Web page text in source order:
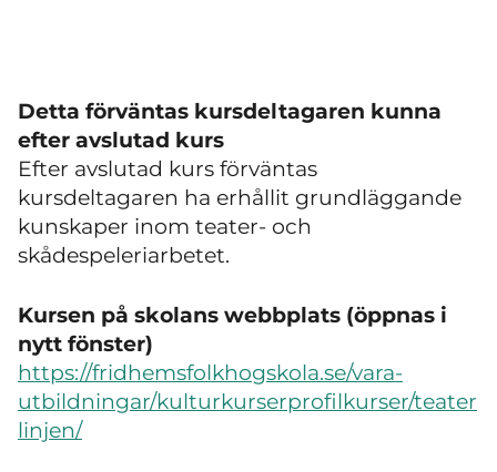
Detta förväntas kursdeltagaren kunna
efter avslutad kurs
Efter avslutad kurs förväntas
kursdeltagaren ha erhållit grundläggande
kunskaper inom teater- och
skådespeleriarbetet.
Kursen på skolans webbplats (öppnas i
nytt fönster)
https://fridhemsfolkhogskola.se/vara-
utbildningar/kulturkurserprofilkurser/teater
linjen/